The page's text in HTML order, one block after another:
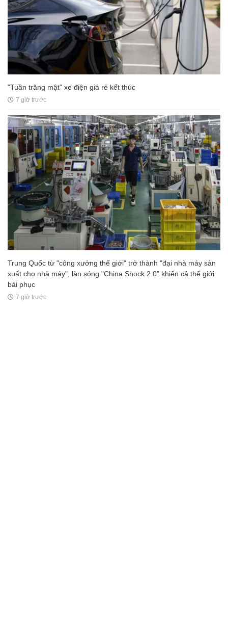
"Tuần trăng mật" xe điện giá rẻ kết thúc
7 giờ trước
Trung Quốc từ "công xưởng thế giới" trở thành "đại nhà máy sản
xuất cho nhà máy", làn sóng "China Shock 2.0" khiến cả thế giới
bái phục
7 giờ trước